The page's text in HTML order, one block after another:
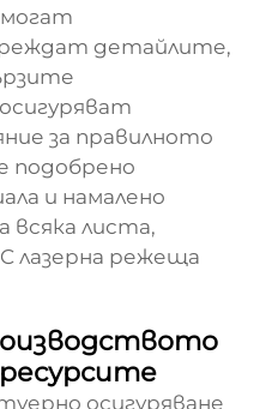
могат
детайлите,
за правилното
подобрено
и намалено
всяка листа,
лазерна режеща
осигуряване